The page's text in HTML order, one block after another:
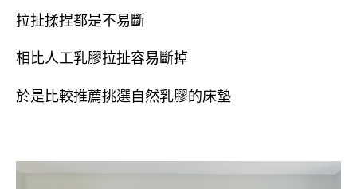
拉扯揉捏都是不易斷
相比人工乳膠拉扯容易斷掉
於是比較推薦挑選自然乳膠的床墊